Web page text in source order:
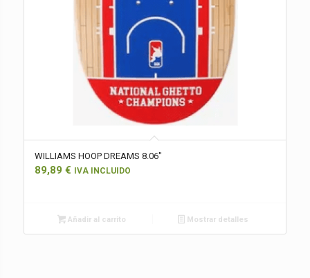
WILLIAMS HOOP DREAMS 8.06″
89,89 € IVA INCLUIDO
Añadir al carrito Mostrar detalles